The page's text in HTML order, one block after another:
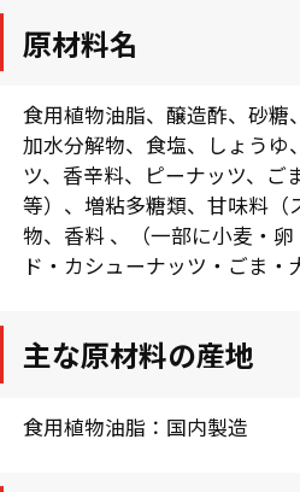
原材料名
食用植物油脂、醸造酢、砂糖
加水分解物、食塩、しょうゆ
ツ、香辛料、ピーナッツ、ご
等）、増粘多糖類、甘味料（
物、香料 、（一部に小麦・
ド・カシューナッツ・ごま・
主な原材料の産地
食用植物油脂：国内製造